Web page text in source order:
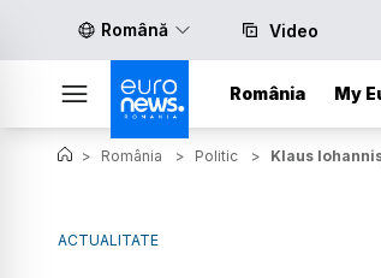
Română Video
România My
> România > Politic > Klaus
ACTUALITATE